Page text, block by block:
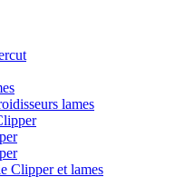
lames
Clipper et lames